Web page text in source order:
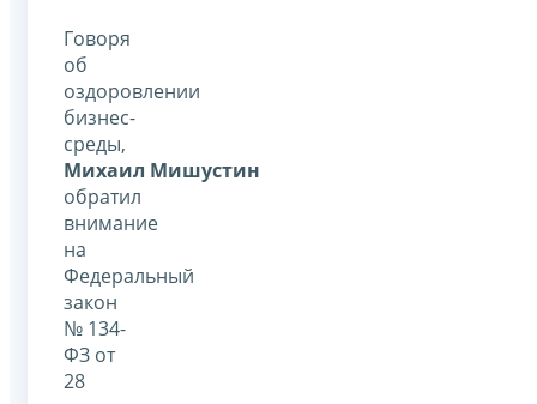
Говоря
об
оздоровлении
бизнес-
среды,
Михаил Мишустин
обратил
внимание
на
Федеральный
закон
№ 134-
ФЗ от
28